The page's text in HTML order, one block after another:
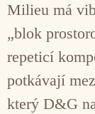
Milieu má
„blok
repeticí
potkávají
který D&G